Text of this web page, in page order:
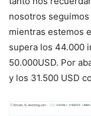
nosotros
mientras estemos
supera los 44.000
50.000USD. Por
y los 31.500 USD